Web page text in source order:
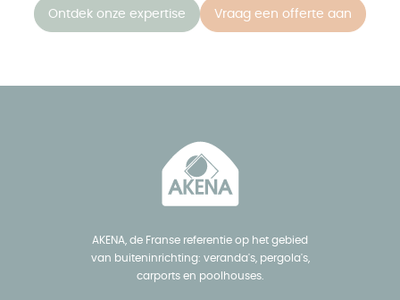
Ontdek onze expertise Vraag een offerte aan
AKENA, de Franse referentie op het gebied
van buiteninrichting: veranda's, pergola's,
carports en poolhouses.